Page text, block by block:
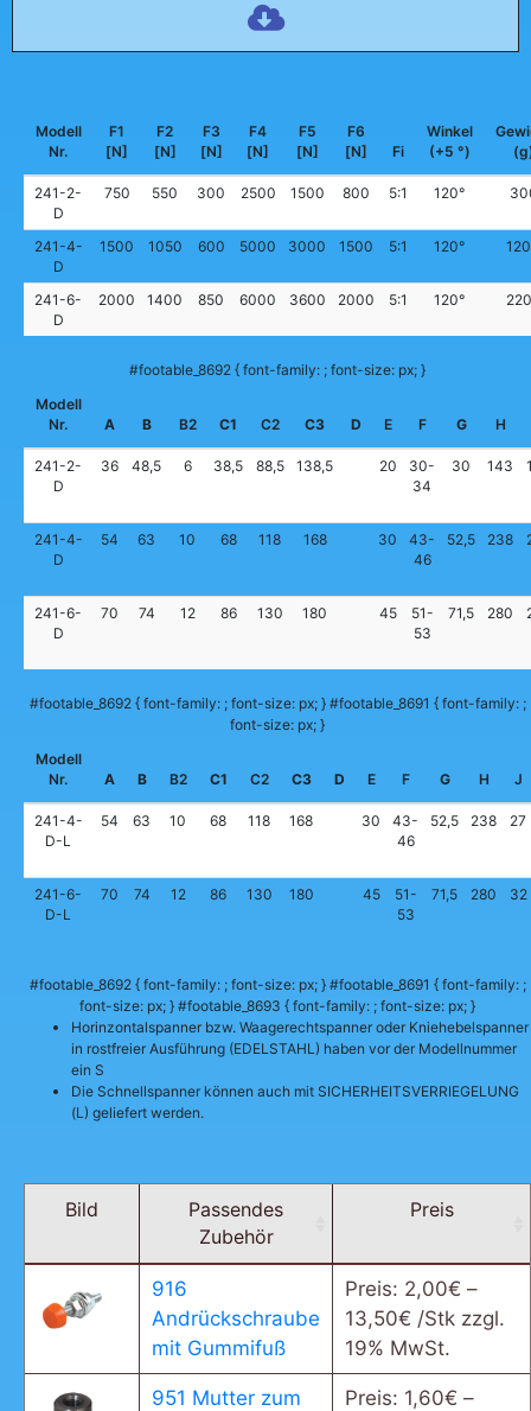
Modell
Nr.
F1
[N]
F2
[N]
F3
[N]
F4
[N]
F5
[N]
F6
[N]
Fi
Winkel
(+5 °)
241-2-
D
750 550 300 2500 1500 800 5:1 120°
241-4-
D
1500 1050 600 5000 3000 1500 5:1 120°
241-6-
D
2000 1400 850 6000 3600 2000 5:1 120°
#footable_8692 { font-family: ; font-size: px; }
Modell
Nr.
A B B2 C1 C2 C3 D E F G H
241-2-
D
36 48,5 6 38,5 88,5 138,5 20
30-
34
30 143
241-4-
D
54 63 10 68 118 168 30
43-
46
52,5 238
241-6-
D
70 74 12 86 130 180 45
51-
53
71,5 280
#footable_8692 { font-family: ; font-size: px; } #footable_8691 { font-family: ;
font-size: px; }
Modell
Nr.
A B B2 C1 C2 C3 D E F G H J
241-4-
D-L
54 63 10 68 118 168 30
43-
46
52,5 238 27
241-6-
D-L
70 74 12 86 130 180 45
51-
53
71,5 280 32
#footable_8692 { font-family: ; font-size: px; } #footable_8691 { font-family: ;
font-size: px; } #footable_8693 { font-family: ; font-size: px; }
Horinzontalspanner bzw. Waagerechtspanner oder Kniehebelspanner
in rostfreier Ausführung (EDELSTAHL) haben vor der Modellnummer
ein S
Die Schnellspanner können auch mit SICHERHEITSVERRIEGELUNG
(L) geliefert werden.
Bild
Passendes
Zubehör
Preis
916
Andrückschraube
mit Gummifuß
Preis: 2,00€ –
13,50€ /Stk zzgl.
19% MwSt.
951 Mutter zum
Preis: 1,60€ –